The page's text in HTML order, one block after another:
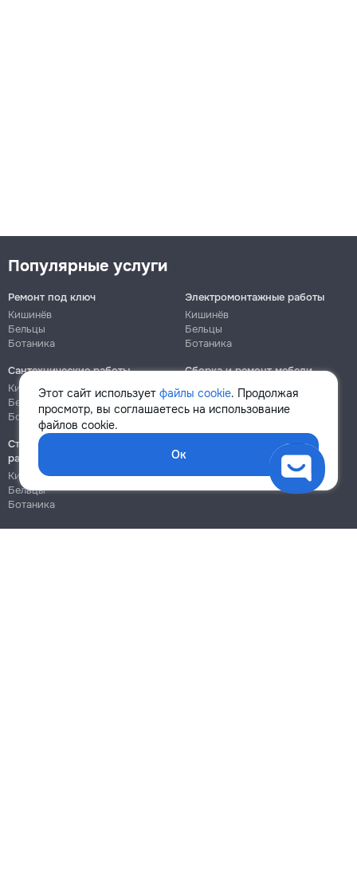
Этот сайт использует файлы cookie. Продолжая
просмотр, вы соглашаетесь на использование
файлов cookie.
Ок
Популярные услуги
Ремонт под ключ
Кишинёв
Бельцы
Ботаника
Электромонтажные работы
Кишинёв
Бельцы
Ботаника
Сантехнические работы
Кишинёв
Бельцы
Ботаника
Сборка и ремонт мебели
Кишинёв
Ботаника
Строительно-монтажные
работы
Кишинёв
Бельцы
Ботаника